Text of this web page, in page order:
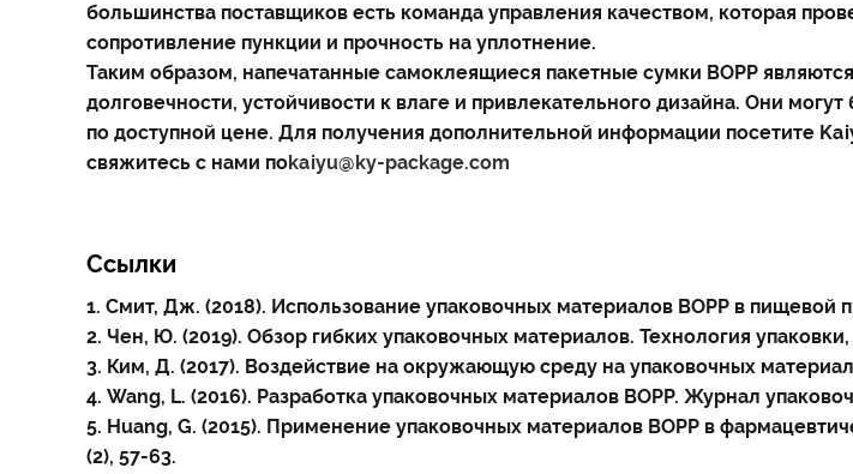
большинства поставщиков есть команда управления качеством, которая
сопротивление пункции и прочность на уплотнение.
Таким образом, напечатанные самоклеящиеся пакетные сумки BOPP
долговечности, устойчивости к влаге и привлекательного дизайна. Они
по доступной цене. Для получения дополнительной информации посетите
свяжитесь с нами поkaiyu@ky-package.com
Ссылки
1. Смит, Дж. (2018). Использование упаковочных материалов BOPP в
2. Чен, Ю. (2019). Обзор гибких упаковочных материалов. Технология упаковки,
3. Ким, Д. (2017). Воздействие на окружающую среду на упаковочных
4. Wang, L. (2016). Разработка упаковочных материалов BOPP. Журнал
5. Huang, G. (2015). Применение упаковочных материалов BOPP в
(2), 57-63.